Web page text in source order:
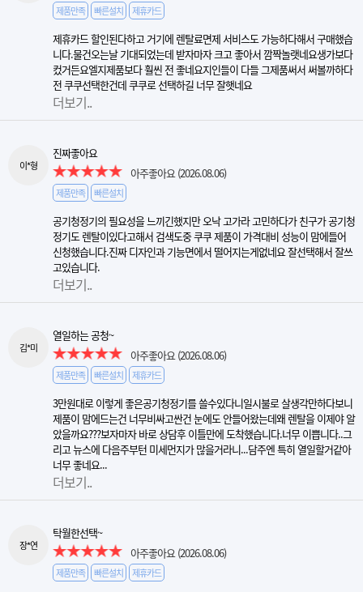
제품만족 빠른설치 제휴카드
제휴카드 할인된다하고 거기에 렌탈료면제 서비스도 가능하다해서 구매했습
니다.물건오는날 기대되었는데 받자마자 크고 좋아서 깜짝놀랫네요생가보다
컸거든요엘지제품보다 훨씬 전 좋네요지인들이 다들 그제품써서 써볼까하다
전 쿠쿠선택한건데 쿠쿠로 선택하길 너무 잘햇네요
더보기..
이*형
진짜좋아요
아주좋아요(2026.08.06)
제품만족 빠른설치
공기청정기의 필요성을 느끼긴했지만 오낙 고가라 고민하다가 친구가 공기청
정기도 렌탈이있다고해서 검색도중 쿠쿠 제품이 가격대비 성능이 맘에들어
신청했습니다.진짜 디자인과 기능면에서 떨어지는게없네요 잘선택해서 잘쓰
고있습니다.
더보기..
김*미
열일하는 공청~
아주좋아요(2026.08.06)
제품만족 빠른설치 제휴카드
3만원대로 이렇게 좋은공기청정기를 쓸수있다니일시불로 살생각만하다보니
제품이 맘에드는건 너무비싸고싼건 눈에도 안들어왔는데왜 렌탈을 이제야 알
았을까요???보자마자 바로 상담후 이틀만에 도착했습니다.너무 이쁩니다..그
리고 뉴스에 다음주부턴 미세먼지가 많을거라니...담주엔 특히 열일할거같아
너무 좋네요...
더보기..
장*연
탁월한선택~
아주좋아요(2026.08.06)
제품만족 빠른설치 제휴카드